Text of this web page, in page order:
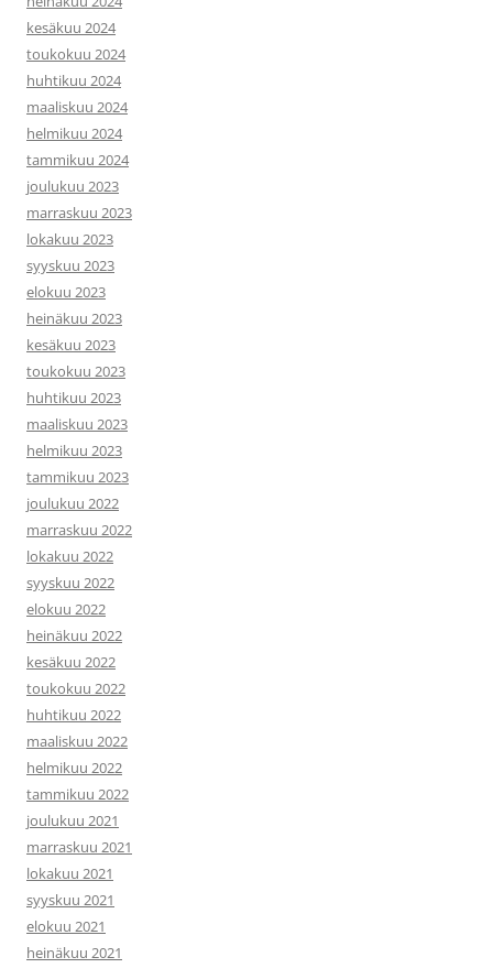
kesäkuu 2024
toukokuu 2024
huhtikuu 2024
maaliskuu 2024
helmikuu 2024
tammikuu 2024
joulukuu 2023
marraskuu 2023
lokakuu 2023
syyskuu 2023
elokuu 2023
heinäkuu 2023
kesäkuu 2023
toukokuu 2023
huhtikuu 2023
maaliskuu 2023
helmikuu 2023
tammikuu 2023
joulukuu 2022
marraskuu 2022
lokakuu 2022
syyskuu 2022
elokuu 2022
heinäkuu 2022
kesäkuu 2022
toukokuu 2022
huhtikuu 2022
maaliskuu 2022
helmikuu 2022
tammikuu 2022
joulukuu 2021
marraskuu 2021
lokakuu 2021
syyskuu 2021
elokuu 2021
heinäkuu 2021